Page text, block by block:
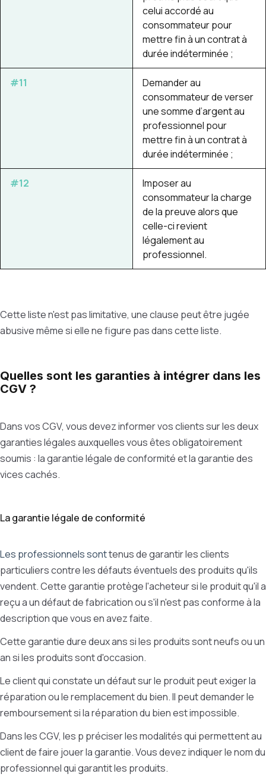
celui accordé au
consommateur pour
mettre fin à un contrat à
durée indéterminée ;
#11
Demander au
consommateur de verser
une somme d’argent au
professionnel pour
mettre fin à un contrat à
durée indéterminée ;
#12
Imposer au
consommateur la charge
de la preuve alors que
celle-ci revient
légalement au
professionnel.
Cette liste n'est pas limitative, une clause peut être jugée
abusive même si elle ne figure pas dans cette liste.
Quelles sont les garanties à intégrer dans les
CGV ?
Dans vos CGV, vous devez informer vos clients sur les deux
garanties légales auxquelles vous êtes obligatoirement
soumis : la garantie légale de conformité et la garantie des
vices cachés.
La garantie légale de conformité
Les professionnels sonttenus de garantir les clients
particuliers contre les défauts éventuels des produits qu'ils
vendent. Cette garantie protège l'acheteur si le produit qu'il a
reçu a un défaut de fabrication ou s'il n'est pas conforme à la
description que vous en avez faite.
Cette garantie dure deux ans si les produits sont neufs ou un
an si les produits sont d'occasion.
Le client qui constate un défaut sur le produit peut exiger la
réparation ou le remplacement du bien. Il peut demander le
remboursement si la réparation du bien est impossible.
Dans les CGV, les p préciser les modalités qui permettent au
client de faire jouer la garantie. Vous devez indiquer le nom du
professionnel qui garantit les produits.